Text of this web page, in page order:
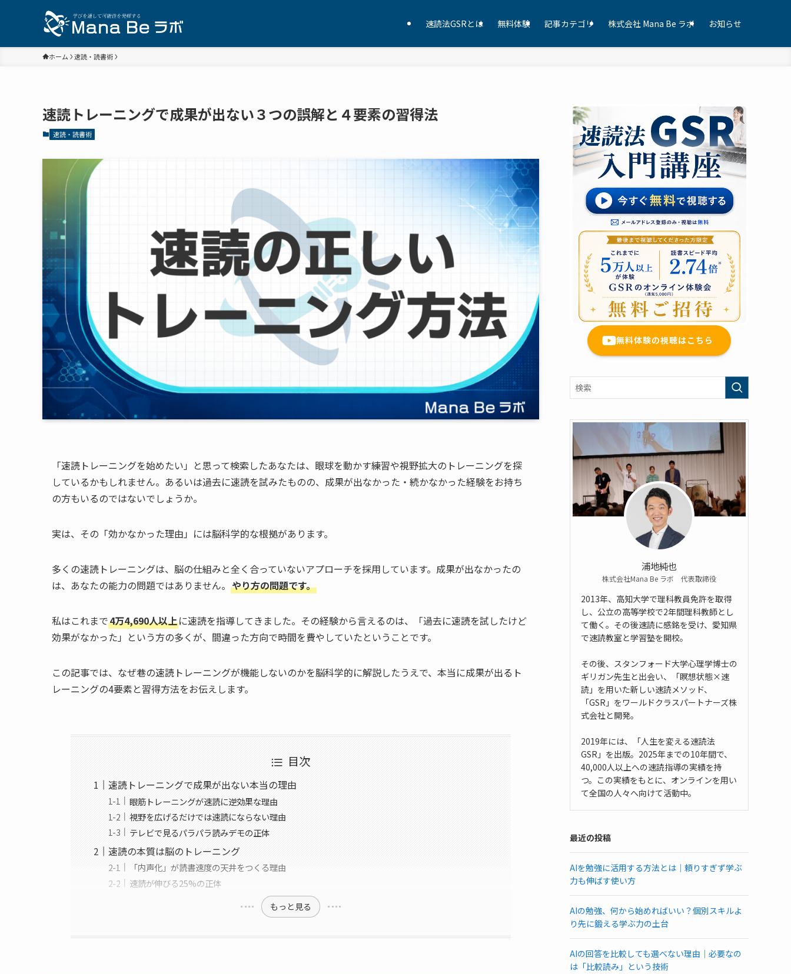
速読法GSRとは 無料体験 記事カテゴリ 株式会社 Mana Be ラボ お知らせ
ホーム 速読・読書術
速読トレーニングで成果が出ない３つの誤解と４要素の習得法
速読・読書術
「速読トレーニングを始めたい」と思って検索したあなたは、眼球を動かす練習や視野拡大のトレーニングを探
しているかもしれません。あるいは過去に速読を試みたものの、成果が出なかった・続かなかった経験をお持ち
の方もいるのではないでしょうか。
実は、その「効かなかった理由」には脳科学的な根拠があります。
多くの速読トレーニングは、脳の仕組みと全く合っていないアプローチを採用しています。成果が出なかったの
は、あなたの能力の問題ではありません。 やり方の問題です。
私はこれまで4万4,690人以上に速読を指導してきました。その経験から言えるのは、「過去に速読を試したけど
効果がなかった」という方の多くが、間違った方向で時間を費やしていたということです。
この記事では、なぜ巷の速読トレーニングが機能しないのかを脳科学的に解説したうえで、本当に成果が出るト
レーニングの4要素と習得方法をお伝えします。
目次
速読トレーニングで成果が出ない本当の理由
眼筋トレーニングが速読に逆効果な理由
視野を広げるだけでは速読にならない理由
テレビで見るパラパラ読みデモの正体
速読の本質は脳のトレーニング
「内声化」が読書速度の天井をつくる理由
速読が伸びる25%の正体
もっと見る
無料体験の視聴はこちら
浦地純也
株式会社Mana Be ラボ 代表取締役
2013年、高知大学で理科教員免許を取得
し、公立の高等学校で2年間理科教師とし
て働く。その後速読に感銘を受け、愛知県
で速読教室と学習塾を開校。
その後、スタンフォード大学心理学博士の
ギリガン先生と出会い、「瞑想状態×速
読」を用いた新しい速読メソッド、
「GSR」をワールドクラスパートナーズ株
式会社と開発。
2019年には、「人生を変える速読法
GSR」を出版。2025年までの10年間で、
40,000人以上への速読指導の実績を持
つ。この実績をもとに、オンラインを用い
て全国の人々へ向けて活動中。
最近の投稿
AIを勉強に活用する方法とは｜頼りすぎず学ぶ
力も伸ばす使い方
AIの勉強、何から始めればいい？個別スキルよ
り先に鍛える学ぶ力の土台
AIの回答を比較しても選べない理由｜必要なの
は「比較読み」という技術